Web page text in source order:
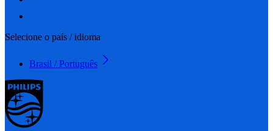
Selecione o país / idioma
Brasil / Português